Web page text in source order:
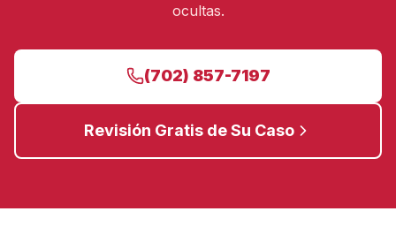
ocultas.
(702) 857-7197
Revisión Gratis de Su Caso